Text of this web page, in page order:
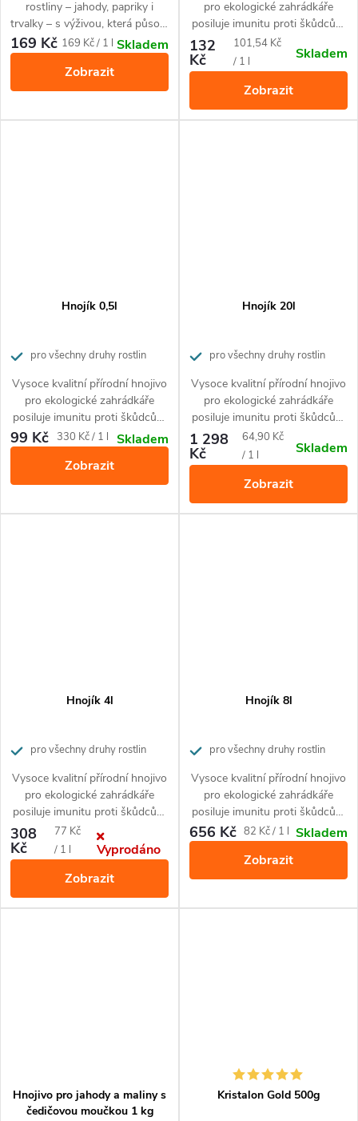
rostliny – jahody, papriky i
trvalky – s výživou, která působí
hned i dlouhodobě. Balení 1 l
vystačí na celou sezónu (až 100
litrů zálivky).
169 Kč Měrná
169 Kč / 1 l Skladem
Zobrazit
pro ekologické zahrádkáře
posiluje imunitu proti škůdcům
a nemocem rostlin.
132
Kč
Měrná
cena:
101,54 Kč
/ 1 l
Skladem
Zobrazit
Hnojík 0,5l
pro všechny druhy rostlin
Vysoce kvalitní přírodní hnojivo
pro ekologické zahrádkáře
posiluje imunitu proti škůdcům
a nemocem rostlin.
99 Kč
Měrná
330 Kč / 1 l
Skladem
Zobrazit
Hnojík 20l
pro všechny druhy rostlin
Vysoce kvalitní přírodní hnojivo
pro ekologické zahrádkáře
posiluje imunitu proti škůdcům
a nemocem rostlin.
1 298
Kč
Měrná
cena:
64,90 Kč
/ 1 l
Skladem
Zobrazit
Hnojík 4l
pro všechny druhy rostlin
Vysoce kvalitní přírodní hnojivo
pro ekologické zahrádkáře
posiluje imunitu proti škůdcům
a nemocem rostlin.
308
Kč
Měrná
cena:
77 Kč
/ 1 l
Vyprodáno
Zobrazit
Hnojík 8l
pro všechny druhy rostlin
Vysoce kvalitní přírodní hnojivo
pro ekologické zahrádkáře
posiluje imunitu proti škůdcům
a nemocem rostlin.
656 Kč Měrná
82 Kč / 1 l Skladem
Zobrazit
Hnojivo pro jahody a maliny s
čedičovou moučkou 1 kg
Kristalon Gold 500g